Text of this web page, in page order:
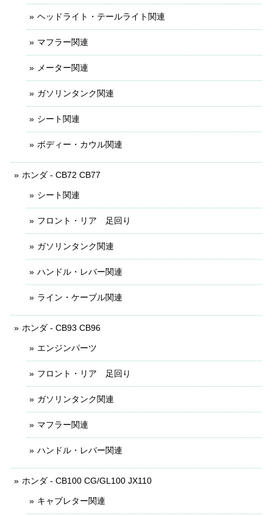
ヘッドライト・テールライト関連
マフラー関連
メーター関連
ガソリンタンク関連
シート関連
ボディー・カウル関連
ホンダ - CB72 CB77
シート関連
フロント・リア 足回り
ガソリンタンク関連
ハンドル・レバー関連
ライン・ケーブル関連
ホンダ - CB93 CB96
エンジンパーツ
フロント・リア 足回り
ガソリンタンク関連
マフラー関連
ハンドル・レバー関連
ホンダ - CB100 CG/GL100 JX110
キャブレター関連